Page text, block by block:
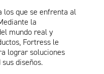
los que se enfrenta al
la
mundo real y
Fortress le
lograr soluciones
diseños.